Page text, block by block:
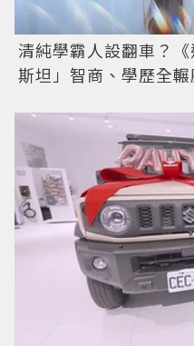
清純學霸人設翻車？
斯坦」智商、學歷全